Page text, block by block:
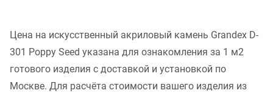
Цена на искусственный акриловый камень Grandex D-
301 Poppy Seed указана для ознакомления за 1 м2
готового изделия с доставкой и установкой по
Москве. Для расчёта стоимости вашего изделия из